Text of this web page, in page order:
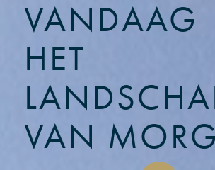
VANDAAG
HET
VAN